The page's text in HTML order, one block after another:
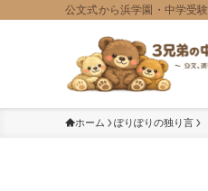
公文式から浜学園・中学受
ホーム ぽりぽりの独り言